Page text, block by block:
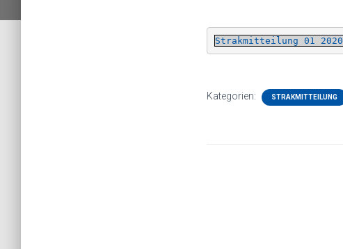
Strakmitteilung 01 2020
Kategorien: STRAKMITTEILUNG